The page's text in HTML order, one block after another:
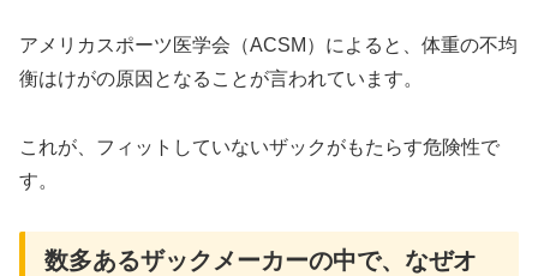
アメリカスポーツ医学会（ACSM）によると、体重の不均
衡はけがの原因となることが言われています。
これが、フィットしていないザックがもたらす危険性で
す。
数多あるザックメーカーの中で、なぜオ